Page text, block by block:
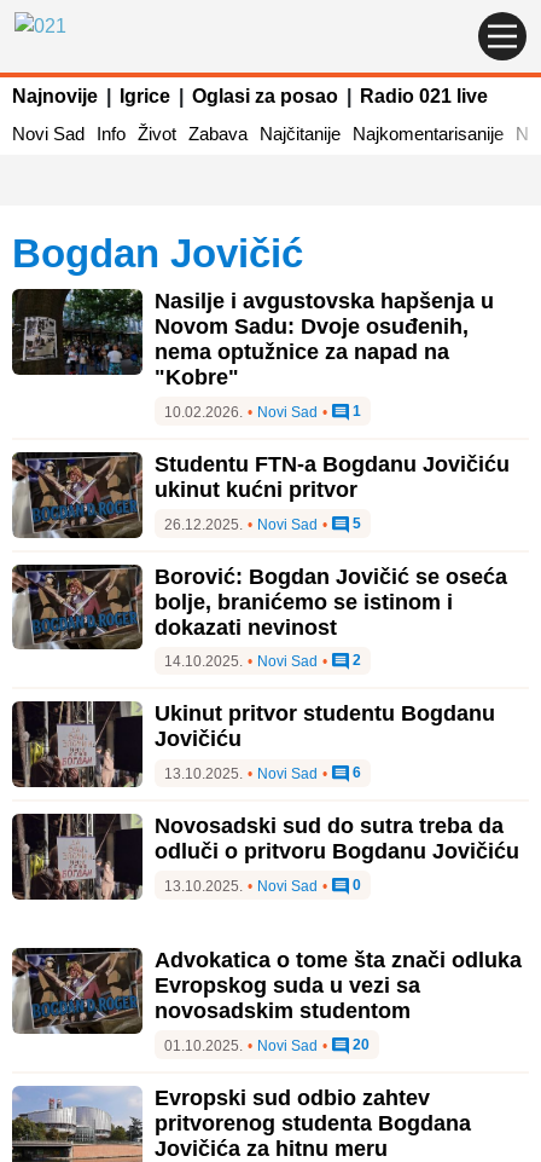
Najnovije Igrice Oglasi za posao
Radio 021 live
Novi Sad
Info Život Zabava Najčitanije Najkomentarisanije
Bogdan Jovičić
Nasilje i avgustovska hapšenja u
Novom Sadu: Dvoje osuđenih,
nema optužnice za napad na
"Kobre"
10.02.2026. • Novi Sad • 1
Studentu FTN-a Bogdanu Jovičiću
ukinut kućni pritvor
26.12.2025. • Novi Sad • 5
Borović: Bogdan Jovičić se oseća
bolje, branićemo se istinom i
dokazati nevinost
14.10.2025. • Novi Sad • 2
Ukinut pritvor studentu Bogdanu
Jovičiću
13.10.2025. • Novi Sad • 6
Novosadski sud do sutra treba da
odluči o pritvoru Bogdanu Jovičiću
13.10.2025. • Novi Sad • 0
Advokatica o tome šta znači odluka
Evropskog suda u vezi sa
novosadskim studentom
01.10.2025. • Novi Sad • 20
Evropski sud odbio zahtev
pritvorenog studenta Bogdana
Jovičića za hitnu meru